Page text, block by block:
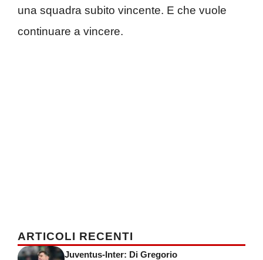
una squadra subito vincente. E che vuole
continuare a vincere.
ARTICOLI RECENTI
Juventus-Inter: Di Gregorio